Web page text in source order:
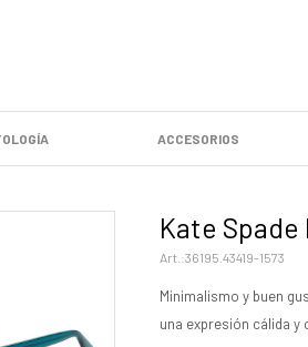
ACCESORIOS
Kate Spade
36195.43419-1573
Minimalismo y buen
una expresión cálida y